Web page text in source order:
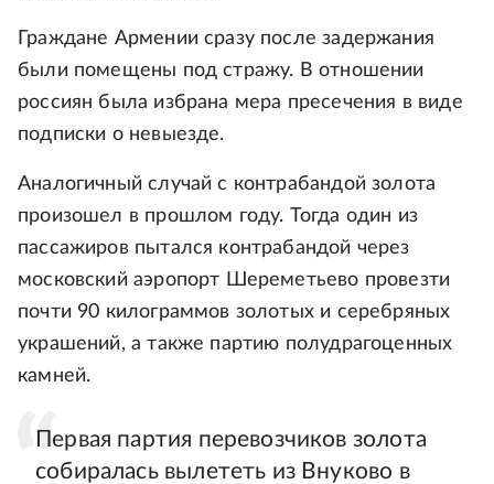
Граждане Армении сразу после задержания
были помещены под стражу. В отношении
россиян была избрана мера пресечения в виде
подписки о невыезде.
Аналогичный случай с контрабандой золота
произошел в прошлом году. Тогда один из
пассажиров пытался контрабандой через
московский аэропорт Шереметьево провезти
почти 90 килограммов золотых и серебряных
украшений, а также партию полудрагоценных
камней.
Первая партия перевозчиков золота
собиралась вылететь из Внуково в